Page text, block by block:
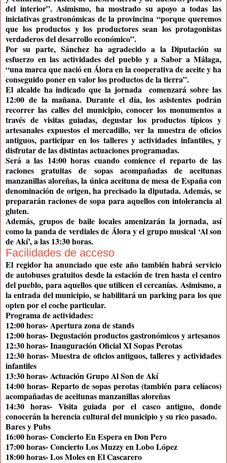
del interior”. Asimismo, ha mostrado su apoyo a todas las
iniciativas grastronómicas de la provincina “porque queremos
que los productos y los productores sean los protagonistas
verdaderos del desarrollo económico”.
Por su parte, Sánchez ha agradecido a la Diputación su
esfuerzo en las actividades del pueblo y a Sabor a Málaga,
“una marca que nació en Álora en la cooperativa de aceite y ha
conseguido poner en valor los productos de la tierra”.
El alcalde ha indicado que la jornada comenzará sobre las
12:00 de la mañana. Durante el día, los asistentes podrán
recorrer las calles del municipio, conocer los monumentos a
través de visitas guiadas, degustar los productos típicos y
artesanales expuestos el mercadillo, ver la muestra de oficios
antiguos, participar en los talleres y actividades infantiles, y
disfrutar de las distintas actuaciones programadas.
Será a las 14:00 horas cuando comience el reparto de las
raciones gratuitas de sopas acompañadas de aceitunas
manzanillas aloreñas, la única aceituna de mesa de España con
denominación de origen, ha precisado la diputada. Además, se
prepararán raciones de sopa para aquellos con intolerancia al
gluten.
Además, grupos de baile locales amenizarán la jornada, así
como la panda de verdiales de Álora y el grupo musical ‘Al son
de Akí’, a las 13:30 horas.
Facilidades de acceso
El regidor ha anunciado que este año también habrá servicio
de autobuses gratuitos desde la estación de tren hasta el centro
del pueblo, para aquellos que utilicen el cercanías. Asimismo, a
la entrada del municipio, se habilitará un parking para los que
opten por el coche particular.
Programa de actividades:
12:00 horas- Apertura zona de stands
12:00 horas- Degustación productos gastronómicos y artesanos
12:30 horas- Inauguración Oficial XI Sopas Perotas
12:30 horas- Muestra de oficios antiguos, talleres y actividades
infantiles
13:30 horas- Actuación Grupo Al Son de Akí
14:00 horas- Reparto de sopas perotas (también para celíacos)
acompañadas de aceitunas manzanillas aloreñas
14:30 horas- Visita guiada por el casco antiguo, donde
conocerán la herencia cultural del municipio y su rico pasado.
Bares y Pubs
16:00 horas- Concierto En Espera en Don Pero
17:00 horas- Concierto Los Muzzy en Lobo López
18:00 horas- Los Moles en El Cascarero